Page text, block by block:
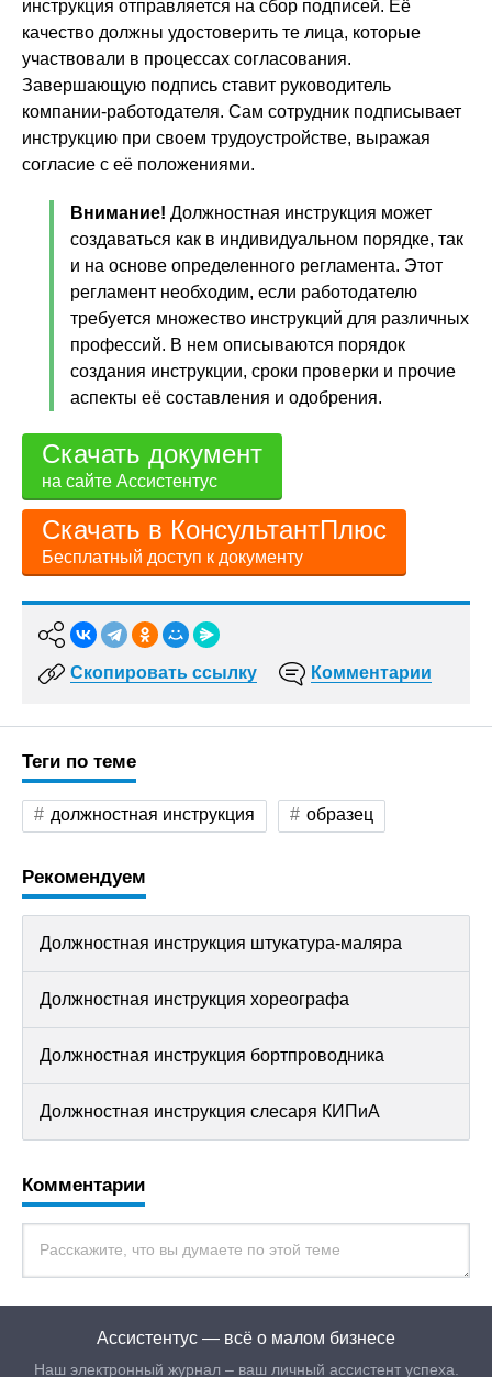
инструкция отправляется на сбор подписей. Её
качество должны удостоверить те лица, которые
участвовали в процессах согласования.
Завершающую подпись ставит руководитель
компании-работодателя. Сам сотрудник подписывает
инструкцию при своем трудоустройстве, выражая
согласие с её положениями.
Внимание! Должностная инструкция может
создаваться как в индивидуальном порядке, так
и на основе определенного регламента. Этот
регламент необходим, если работодателю
требуется множество инструкций для различных
профессий. В нем описываются порядок
создания инструкции, сроки проверки и прочие
аспекты её составления и одобрения.
Скачать документ
на сайте Ассистентус
Скачать в КонсультантПлюс
Бесплатный доступ к документу
Скопировать ссылку Комментарии
Теги по теме
должностная инструкция образец
Рекомендуем
Должностная инструкция штукатура-маляра
Должностная инструкция хореографа
Должностная инструкция бортпроводника
Должностная инструкция слесаря КИПиА
Комментарии
Ассистентус — всё о малом бизнесе
Наш электронный журнал – ваш личный ассистент успеха.